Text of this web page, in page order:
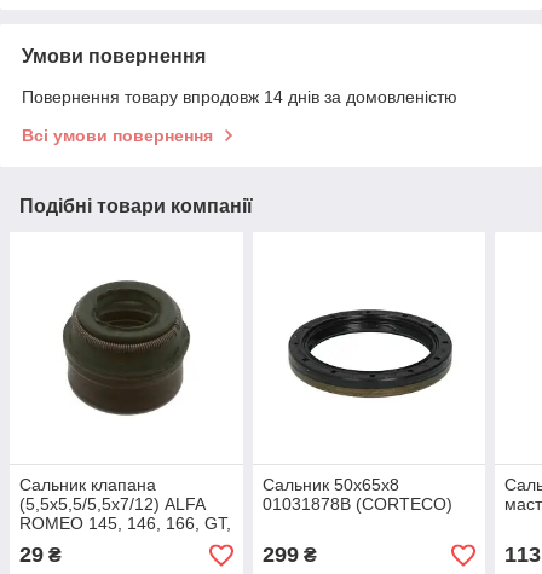
Умови повернення
Повернення товару впродовж 14 днів за домовленістю
Всі умови повернення
Подібні товари компанії
Сальник клапана
(5,5x5,5/5,5x7/12) ALFA
ROMEO 145, 146, 166, GT,
GTV, SPIDER AUDI 100
C4, 200 C3, 80 B3, 80
29 ₴
Сальник 50x65x8
01031878B (CORTECO)
299₴ 113